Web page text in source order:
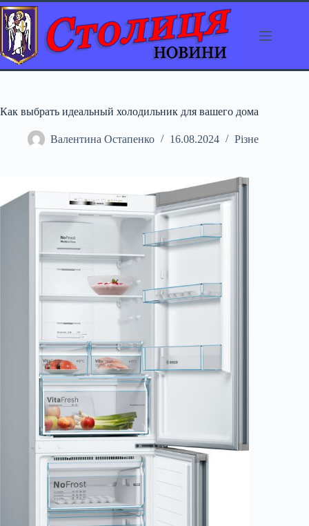
Перейти
до
вмісту
Как выбрать идеальный холодильник для вашего дома
Валентина Остапенко 16.08.2024 Різне